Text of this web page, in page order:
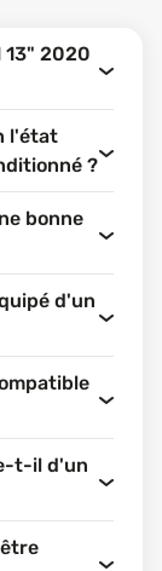
13" 2020
l'état
?
bonne
d'un
t-il d'un